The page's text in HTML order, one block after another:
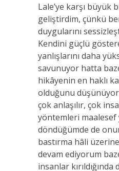
Lale’ye karşı büyük
geliştirdim, çünkü
duygularını
Kendini güçlü
yanlışlarını daha
savunuyor hatta
hikâyenin en haklı
olduğunu
çok anlaşılır, çok
yöntemleri maalesef
döndüğümde de
bastırma hâli
devam ediyorum
insanlar kırıldığında